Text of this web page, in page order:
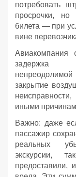
потребовать
просрочки,
билета — при
вине
Авиакомпания
задержка
закрытие
иными
Важно: даже
пассажир
реальных
экскурсии,
предоставили,